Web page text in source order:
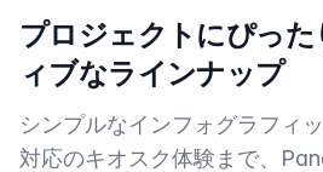
プロジェクトにぴっ
ィブなラインナップ
シンプルなインフォグラフィ
対応のキオスク体験まで、